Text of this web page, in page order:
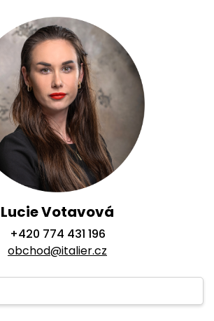
Lucie Votavová
+420 774 431 196
obchod@italier.cz